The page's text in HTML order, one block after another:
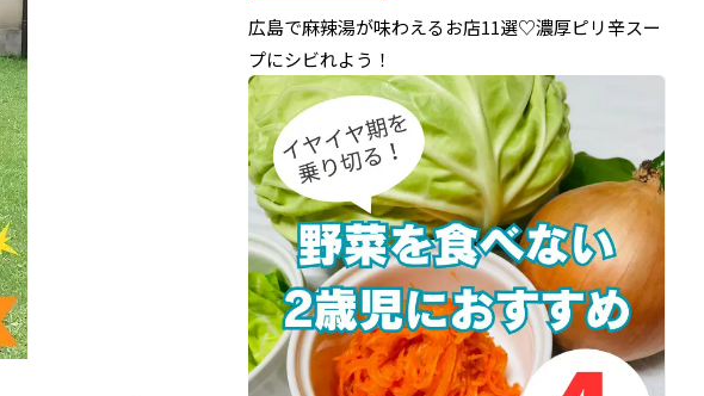
広島で麻辣湯が味わえるお店11選♡濃厚ピリ辛スー
プにシビれよう！